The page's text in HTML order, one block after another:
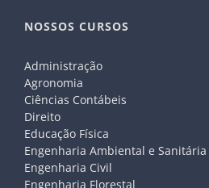
NOSSOS CURSOS
Administração
Agronomia
Ciências Contábeis
Direito
Educação Física
Engenharia Ambiental e Sanitária
Engenharia Civil
Engenharia Florestal